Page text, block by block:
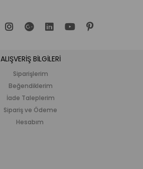
ALIŞVERİŞ BİLGİLERİ
Siparişlerim
Beğendiklerim
İade Taleplerim
Sipariş ve Ödeme
Hesabım